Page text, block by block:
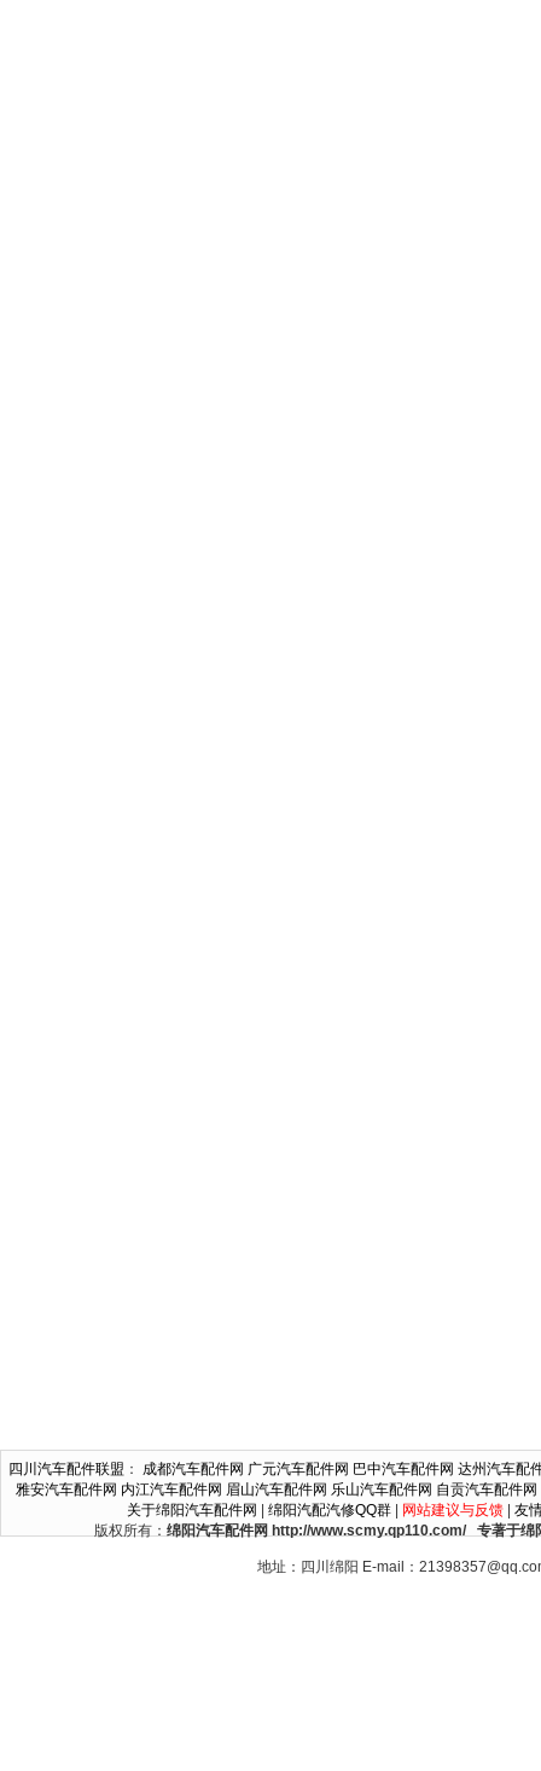
四川汽车配件联盟 ： 成都汽车配件网 广元汽车配件网 巴中汽车配件网 达州汽车配
雅安汽车配件网 内江汽车配件网 眉山汽车配件网 乐山汽车配件网 自贡汽车配件网
关于绵阳汽车配件网
绵阳汽配汽修QQ群| 网站建议与反馈| 友
版权所有： 绵阳汽车配件网 http://www.scmy.qp110.com/ 专著于绵
地址：四川绵阳 E-mail：